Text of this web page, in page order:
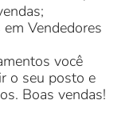
Vendedores
você
o seu posto e
Boas vendas!